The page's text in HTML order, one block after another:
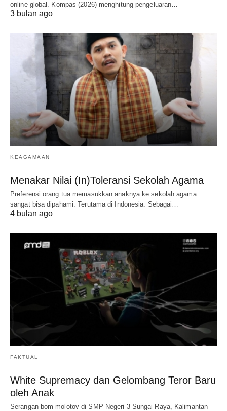
online global. Kompas (2026) menghitung pengeluaran…
3 bulan ago
KEAGAMAAN
Menakar Nilai (In)Toleransi Sekolah Agama
Preferensi orang tua memasukkan anaknya ke sekolah agama
sangat bisa dipahami. Terutama di Indonesia. Sebagai…
4 bulan ago
FAKTUAL
White Supremacy dan Gelombang Teror Baru
oleh Anak
Serangan bom molotov di SMP Negeri 3 Sungai Raya, Kalimantan